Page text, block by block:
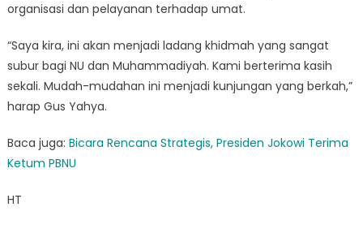
organisasi dan pelayanan terhadap umat.
“Saya kira, ini akan menjadi ladang khidmah yang sangat
subur bagi NU dan Muhammadiyah. Kami berterima kasih
sekali. Mudah-mudahan ini menjadi kunjungan yang berkah,”
harap Gus Yahya.
Baca juga: Bicara Rencana Strategis, Presiden Jokowi Terima
Ketum PBNU
HT